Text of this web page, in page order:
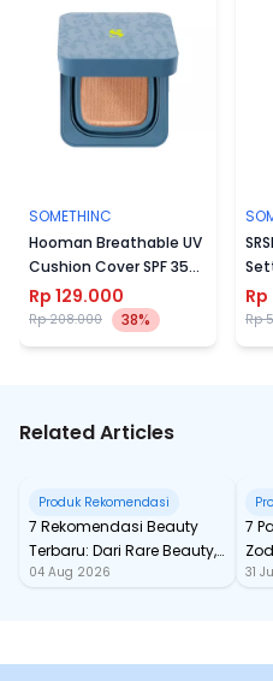
SOMETHINC
Hooman Breathable UV
Cushion Cover SPF 35
PA++++
Rp 129.000
Rp 208.000 38% Rp
Related Articles
Produk Rekomendasi
7 Rekomendasi Beauty
Terbaru: Dari Rare Beauty,
Sampai Rhode Skin, Super
04 Aug 2026
7
31